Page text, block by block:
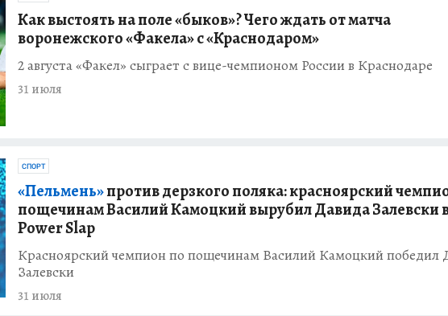
Как выстоять на поле «быков»? Чего ждать от матча
воронежского «Факела» с «Краснодаром»
2 августа «Факел» сыграет с вице-чемпионом России в Краснодаре
31 июля
СПОРТ
«Пельмень»против дерзкого поляка: красноярский
пощечинам Василий Камоцкий вырубил Давида Залевски
Power Slap
Красноярский чемпион по пощечинам Василий Камоцкий победил
Залевски
31 июля